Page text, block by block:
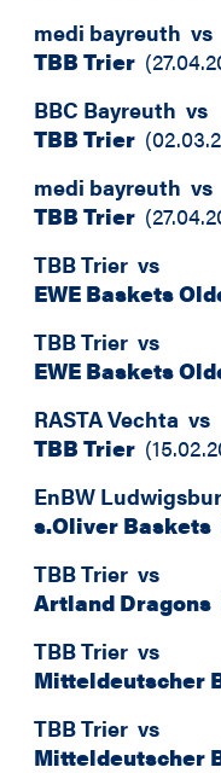
medi bayreuth vs
TBB Trier (
BBC Bayreuth vs
TBB Trier (
medi bayreuth vs
TBB Trier (
TBB Trier vs
EWE Baskets
TBB Trier vs
EWE Baskets
RASTA Vechta vs
TBB Trier (
EnBW
s.Oliver Baskets
TBB Trier vs
Artland Dragons
TBB Trier vs
Mitteldeutscher
TBB Trier vs
Mitteldeutscher